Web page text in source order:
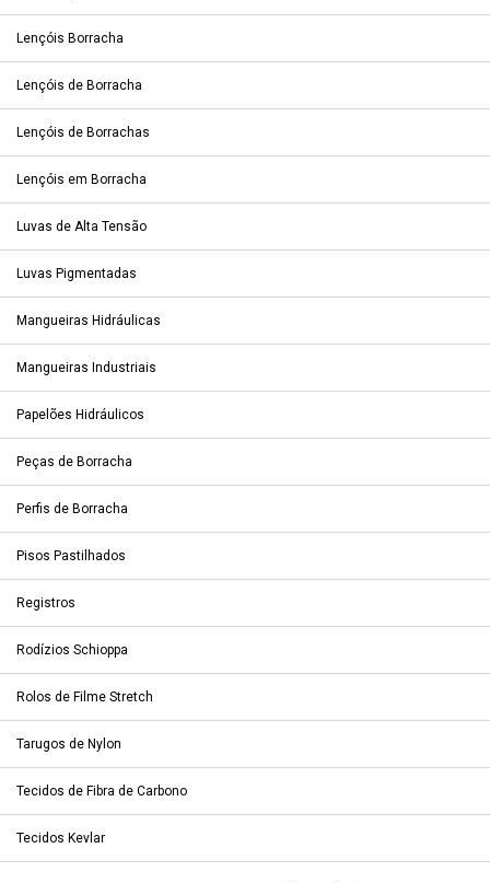
Lençóis Borracha
Lençóis de Borracha
Lençóis de Borrachas
Lençóis em Borracha
Luvas de Alta Tensão
Luvas Pigmentadas
Mangueiras Hidráulicas
Mangueiras Industriais
Papelões Hidráulicos
Peças de Borracha
Perfis de Borracha
Pisos Pastilhados
Registros
Rodízios Schioppa
Rolos de Filme Stretch
Tarugos de Nylon
Tecidos de Fibra de Carbono
Tecidos Kevlar